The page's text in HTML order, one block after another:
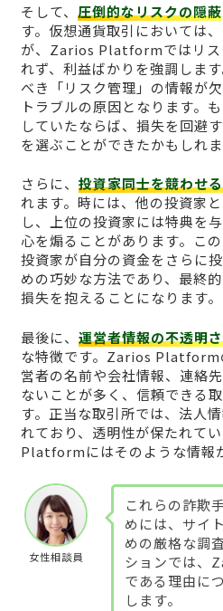
そして、 圧倒的なリスクの隠蔽
す。仮想通貨取引においては
が、Zarios Platformではリス
れず、利益ばかりを強調しま
べき「リスク管理」の情報が
トラブルの原因となります。
していたならば、損失を回避
を選ぶことができたかもしれま
さらに、 投資家同士を競わせ
れます。時には、他の投資家
し、上位の投資家には特典を
心を煽ることがあります。こ
投資家が自分の資金をさらに
めの巧妙な方法であり、最終
損失を抱えることになります。
最後に、 運営者情報の不透明さ
な特徴です。Zarios Platform
営者の名前や会社情報、連絡
ないことが多く、信頼できる
す。正当な取引所では、法人
れており、透明性が保たれて
Platformにはそのような情報
女性相談員
これらの詐欺
めには、サイ
めの厳格な調
ションでは、
である理由に
します。